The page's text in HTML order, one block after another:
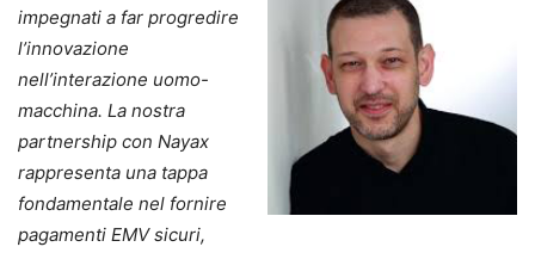
impegnati a far progredire
l’innovazione
nell’interazione uomo-
macchina. La nostra
partnership con Nayax
rappresenta una tappa
fondamentale nel fornire
pagamenti EMV sicuri,